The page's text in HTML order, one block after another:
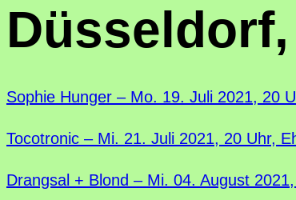
Sophie Hunger – Mo. 19. Juli 2021, 20
Tocotronic – Mi. 21. Juli 2021, 20 Uhr,
Drangsal + Blond – Mi. 04. August